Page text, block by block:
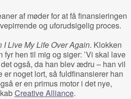
af møder for at få finansieringen
og uforudsigelig proces.
I Live My Life Over Again. Klokken
hen til mig og siger: ’Vi skal lave
også, da han blev ædru – han vil
noget lort, så fuldfinansierer han
er en primus motor i det nye,
Creative Alliance.